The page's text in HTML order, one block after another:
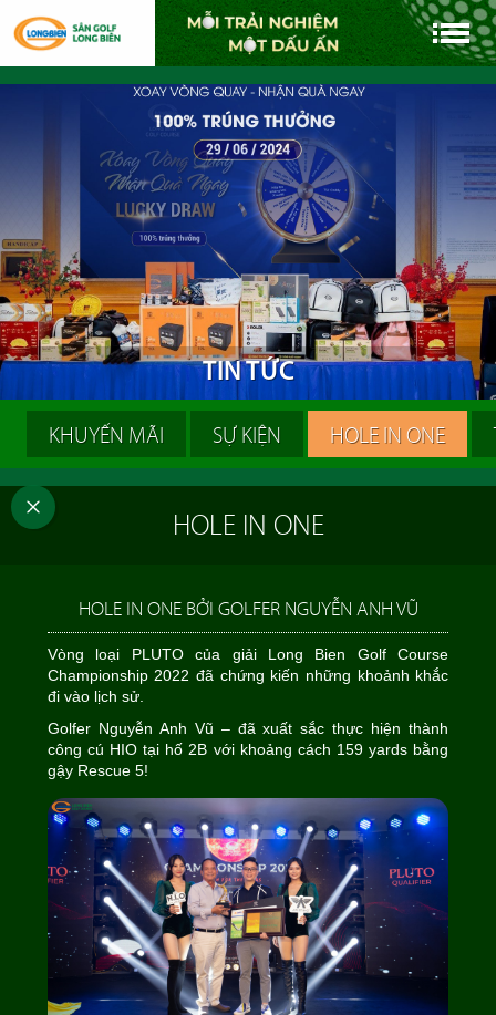
TINTỨC
KHUYẾN MÃI SỰ KIỆN HOLE IN ONE
HOLE IN ONE
HOLE IN ONE BỞI GOLFER NGUYỄN ANH VŨ
Vòng loại PLUTO của giải Long Bien Golf Course
Championship 2022 đã chứng kiến những khoảnh khắc
đi vào lịch sử.
Golfer Nguyễn Anh Vũ – đã xuất sắc thực hiện thành
công cú HIO tại hố 2B với khoảng cách 159 yards bằng
gậy Rescue 5!